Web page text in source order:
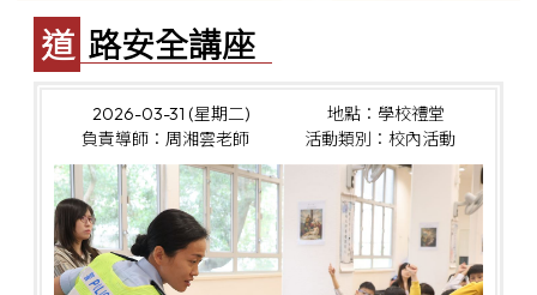
道路安全講座
2026-03-31 (星期二)
地點：學校禮堂
負責導師：周湘雲老師
活動類別：校內活動